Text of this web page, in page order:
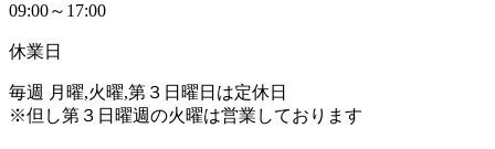
09:00～17:00
休業日
毎週 月曜,火曜,第３日曜日は定休日
※但し第３日曜週の火曜は営業しております